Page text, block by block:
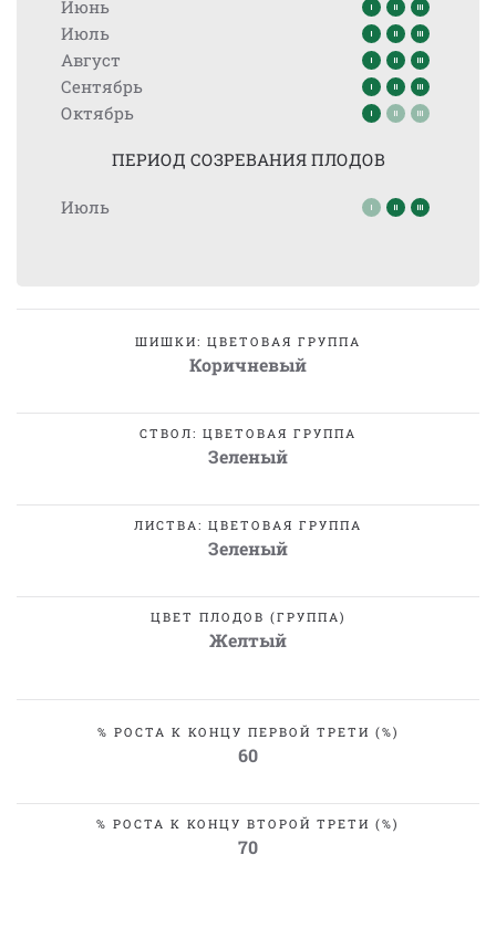
Июнь
Июль
Август
Сентябрь
Октябрь
ПЕРИОД СОЗРЕВАНИЯ ПЛОДОВ
Июль
ШИШКИ: ЦВЕТОВАЯ ГРУППА
Коричневый
СТВОЛ: ЦВЕТОВАЯ ГРУППА
Зеленый
ЛИСТВА: ЦВЕТОВАЯ ГРУППА
Зеленый
ЦВЕТ ПЛОДОВ (ГРУППА)
Желтый
% РОСТА К КОНЦУ ПЕРВОЙ ТРЕТИ (%)
60
% РОСТА К КОНЦУ ВТОРОЙ ТРЕТИ (%)
70